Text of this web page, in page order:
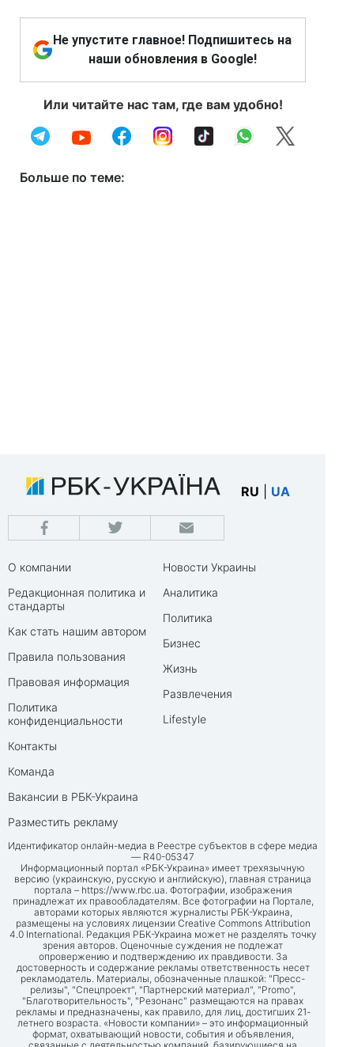
Не упустите главное! Подпишитесь на
наши обновления в Google!
Или читайте нас там, где вам удобно!
Больше по теме:
RU UA
О компании
Редакционная политика и
стандарты
Как стать нашим автором
Правила пользования
Правовая информация
Политика
конфиденциальности
Контакты
Команда
Вакансии в РБК-Украина
Разместить рекламу
Новости Украины
Аналитика
Политика
Бизнес
Жизнь
Развлечения
Lifestyle
Идентификатор онлайн-медиа в Реестре субъектов в сфере медиа
— R40-05347
Информационный портал «РБК-Украина» имеет трехязычную
версию (украинскую, русскую и английскую), главная страница
портала – https://www.rbc.ua. Фотографии, изображения
принадлежат их правообладателям. Все фотографии на Портале,
авторами которых являются журналисты РБК-Украина,
размещены на условиях лицензии Creative Commons Attribution
4.0 International. Редакция РБК-Украина может не разделять точку
зрения авторов. Оценочные суждения не подлежат
опровержению и подтверждению их правдивости. За
достоверность и содержание рекламы ответственность несет
рекламодатель. Материалы, обозначенные плашкой: "Пресс-
релизы", "Спецпроект", "Партнерский материал", "Promo",
"Благотворительность", "Резонанс" размещаются на правах
рекламы и предназначены, как правило, для лиц, достигших 21-
летнего возраста. «Новости компании» – это информационный
формат, охватывающий новости, события и объявления,